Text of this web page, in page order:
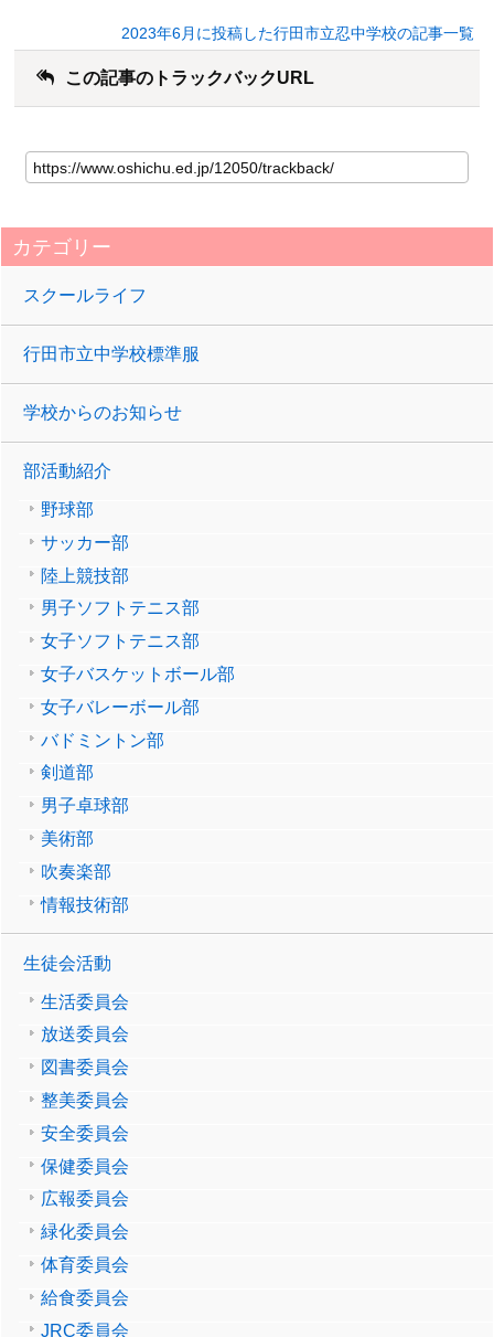
2023年6月に投稿した行田市立忍中学校の記事一覧
この記事のトラックバックURL
カテゴリー
スクールライフ
行田市立中学校標準服
学校からのお知らせ
部活動紹介
野球部
サッカー部
陸上競技部
男子ソフトテニス部
女子ソフトテニス部
女子バスケットボール部
女子バレーボール部
バドミントン部
剣道部
男子卓球部
美術部
吹奏楽部
情報技術部
生徒会活動
生活委員会
放送委員会
図書委員会
整美委員会
安全委員会
保健委員会
広報委員会
緑化委員会
体育委員会
給食委員会
JRC委員会